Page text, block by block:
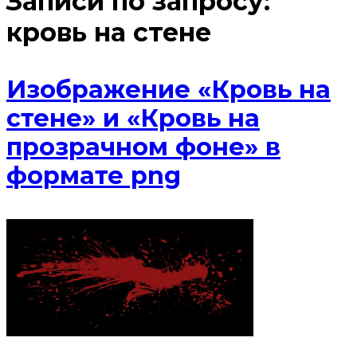
кровь на стене
Изображение «Кровь на
стене» и «Кровь на
прозрачном фоне» в
формате png